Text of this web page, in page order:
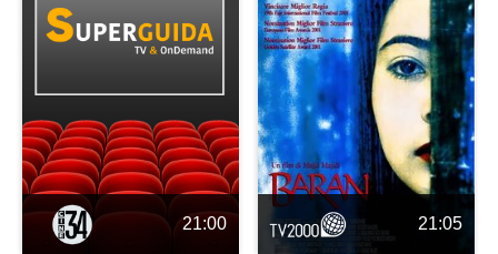
21:00 21:05